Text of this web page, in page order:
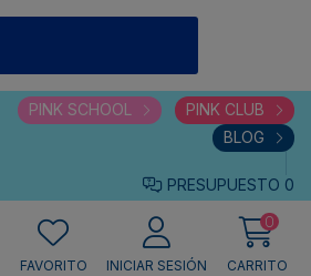
PINK SCHOOL
PINK CLUB
BLOG
PRESUPUESTO 0
FAVORITO INICIAR SESIÓN
0
CARRITO